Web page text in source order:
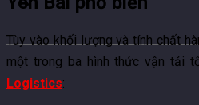
Tùy vào khối lượng và tính chất
một trong ba hình thức vận tải
Logistics: